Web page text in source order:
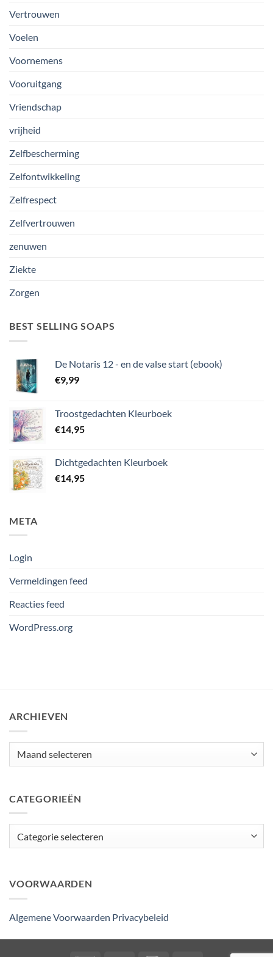
Vertrouwen
Voelen
Voornemens
Vooruitgang
Vriendschap
vrijheid
Zelfbescherming
Zelfontwikkeling
Zelfrespect
Zelfvertrouwen
zenuwen
Ziekte
Zorgen
BEST SELLING SOAPS
De Notaris 12 - en de valse start (ebook)
€9,99
Troostgedachten Kleurboek
€14,95
Dichtgedachten Kleurboek
€14,95
META
Login
Vermeldingen feed
Reacties feed
WordPress.org
ARCHIEVEN
CATEGORIEËN
VOORWAARDEN
Algemene Voorwaarden Privacybeleid